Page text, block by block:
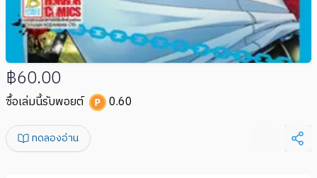
฿60.00
ซื้อเล่มนี้รับพอยต์ 0.60
ทดลองอ่าน